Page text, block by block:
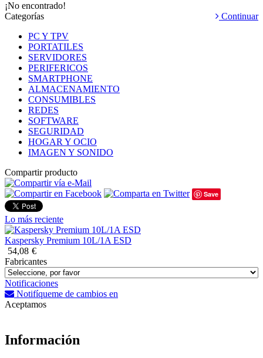
¡No encontrado!
Continuar
Categorías
PC Y TPV
PORTATILES
SERVIDORES
PERIFERICOS
SMARTPHONE
ALMACENAMIENTO
CONSUMIBLES
REDES
SOFTWARE
SEGURIDAD
HOGAR Y OCIO
IMAGEN Y SONIDO
Compartir producto
Save
Lo más reciente
Kaspersky Premium 10L/1A ESD
54,08 €
Fabricantes
Notificaciones
Notifíqueme de cambios en
Aceptamos
Información